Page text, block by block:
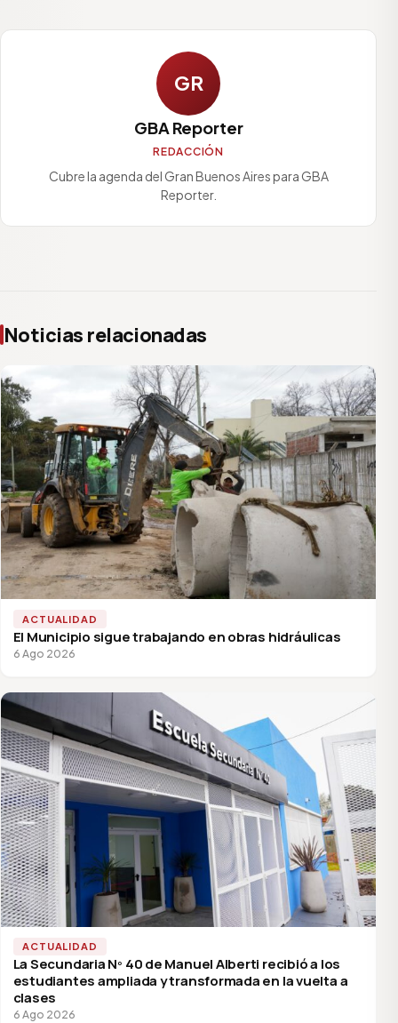
GR
GBA Reporter
REDACCIÓN
Cubre la agenda del Gran Buenos Aires para GBA
Reporter.
Noticias relacionadas
ACTUALIDAD
El Municipio sigue trabajando en obras hidráulicas
6 Ago 2026
ACTUALIDAD
La Secundaria Nº 40 de Manuel Alberti recibió a los
estudiantes ampliada y transformada en la vuelta a
clases
6 Ago 2026